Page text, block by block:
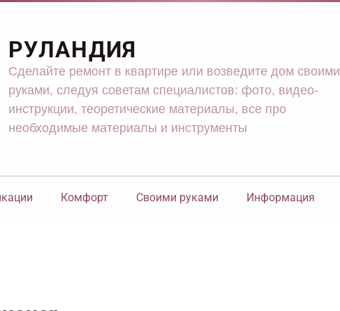
РУЛАНДИЯ
Сделайте ремонт в квартире или возведите дом своими
руками, следуя советам специалистов: фото, видео-
инструкции, теоретические материалы, все про
необходимые материалы и инструменты
Комфорт Своими руками Информация